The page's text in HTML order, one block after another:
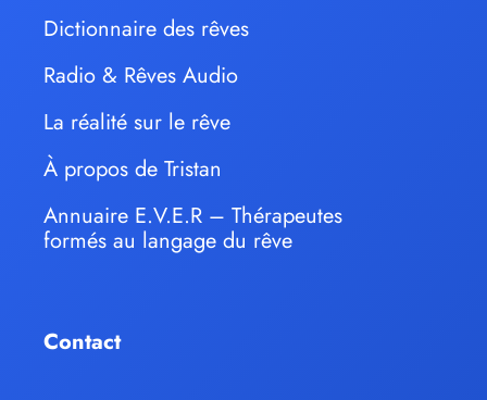
Dictionnaire des rêves
Radio & Rêves Audio
La réalité sur le rêve
À propos de Tristan
Annuaire E.V.E.R – Thérapeutes
formés au langage du rêve
Contact